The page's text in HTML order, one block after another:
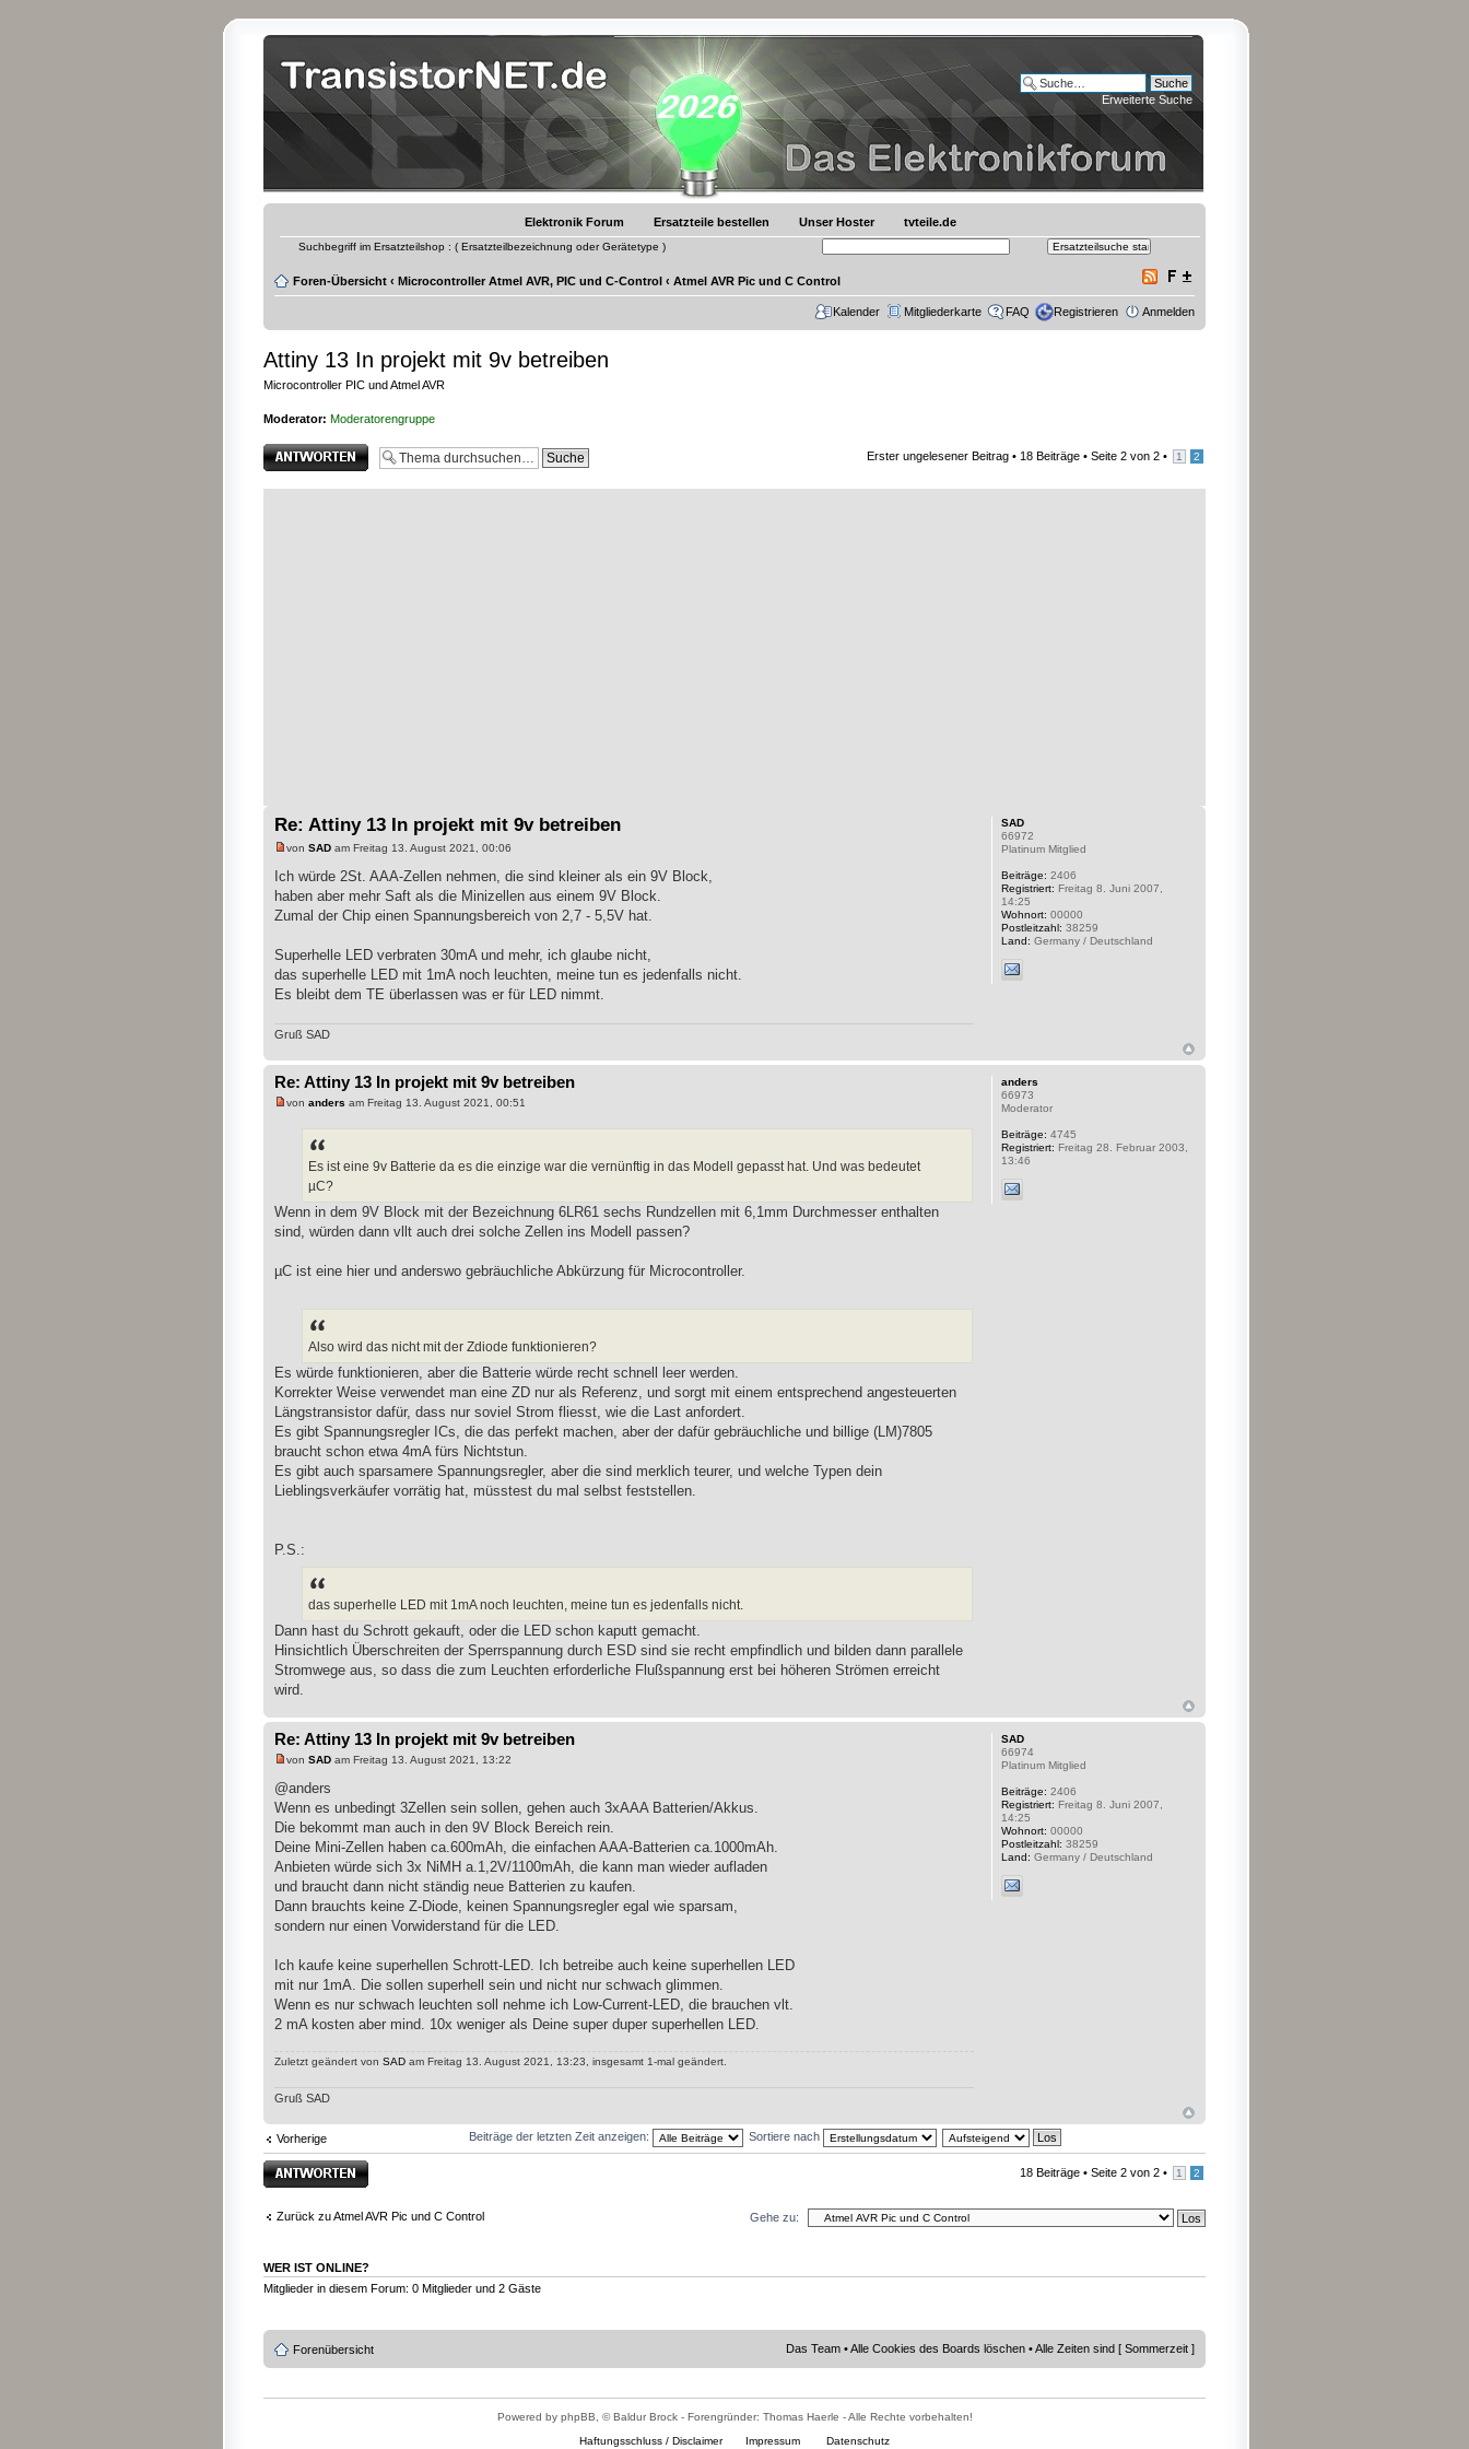
Erweiterte Suche
Elektronik Forum Ersatzteile bestellen Unser Hoster tvteile.de
Suchbegriff im Ersatzteilshop : ( Ersatzteilbezeichnung oder Gerätetype )
Foren-Übersicht ‹ Microcontroller Atmel AVR, PIC und C-Control ‹ Atmel AVR Pic und C Control
Kalender Mitgliederkarte FAQ Registrieren Anmelden
Attiny 13 In projekt mit 9v betreiben
Microcontroller PIC und Atmel AVR
Moderator: Moderatorengruppe
Antwort erstellen Erster ungelesener Beitrag • 18 Beiträge • Seite 2 von 2 • 1 2
Re: Attiny 13 In projekt mit 9v betreiben
von SAD am Freitag 13. August 2021, 00:06
Ich würde 2St. AAA-Zellen nehmen, die sind kleiner als ein 9V Block,
haben aber mehr Saft als die Minizellen aus einem 9V Block.
Zumal der Chip einen Spannungsbereich von 2,7 - 5,5V hat.
Superhelle LED verbraten 30mA und mehr, ich glaube nicht,
das superhelle LED mit 1mA noch leuchten, meine tun es jedenfalls nicht.
Es bleibt dem TE überlassen was er für LED nimmt.
Gruß SAD
SAD
66972
Platinum Mitglied
Beiträge: 2406
Registriert: Freitag 8. Juni 2007,
14:25
Wohnort: 00000
Postleitzahl: 38259
Land: Germany / Deutschland
Re: Attiny 13 In projekt mit 9v betreiben
von anders am Freitag 13. August 2021, 00:51
Es ist eine 9v Batterie da es die einzige war die vernünftig in das Modell gepasst hat. Und was bedeutet
µC?
Wenn in dem 9V Block mit der Bezeichnung 6LR61 sechs Rundzellen mit 6,1mm Durchmesser enthalten
sind, würden dann vllt auch drei solche Zellen ins Modell passen?
µC ist eine hier und anderswo gebräuchliche Abkürzung für Microcontroller.
Also wird das nicht mit der Zdiode funktionieren?
Es würde funktionieren, aber die Batterie würde recht schnell leer werden.
Korrekter Weise verwendet man eine ZD nur als Referenz, und sorgt mit einem entsprechend angesteuerten
Längstransistor dafür, dass nur soviel Strom fliesst, wie die Last anfordert.
Es gibt Spannungsregler ICs, die das perfekt machen, aber der dafür gebräuchliche und billige (LM)7805
braucht schon etwa 4mA fürs Nichtstun.
Es gibt auch sparsamere Spannungsregler, aber die sind merklich teurer, und welche Typen dein
Lieblingsverkäufer vorrätig hat, müsstest du mal selbst feststellen.
P.S.:
das superhelle LED mit 1mA noch leuchten, meine tun es jedenfalls nicht.
Dann hast du Schrott gekauft, oder die LED schon kaputt gemacht.
Hinsichtlich Überschreiten der Sperrspannung durch ESD sind sie recht empfindlich und bilden dann parallele
Stromwege aus, so dass die zum Leuchten erforderliche Flußspannung erst bei höheren Strömen erreicht
wird.
anders
66973
Moderator
Beiträge: 4745
Registriert: Freitag 28. Februar 2003,
13:46
Re: Attiny 13 In projekt mit 9v betreiben
von SAD am Freitag 13. August 2021, 13:22
@anders
Wenn es unbedingt 3Zellen sein sollen, gehen auch 3xAAA Batterien/Akkus.
Die bekommt man auch in den 9V Block Bereich rein.
Deine Mini-Zellen haben ca.600mAh, die einfachen AAA-Batterien ca.1000mAh.
Anbieten würde sich 3x NiMH a.1,2V/1100mAh, die kann man wieder aufladen
und braucht dann nicht ständig neue Batterien zu kaufen.
Dann brauchts keine Z-Diode, keinen Spannungsregler egal wie sparsam,
sondern nur einen Vorwiderstand für die LED.
Ich kaufe keine superhellen Schrott-LED. Ich betreibe auch keine superhellen LED
mit nur 1mA. Die sollen superhell sein und nicht nur schwach glimmen.
Wenn es nur schwach leuchten soll nehme ich Low-Current-LED, die brauchen vlt.
2 mA kosten aber mind. 10x weniger als Deine super duper superhellen LED.
Zuletzt geändert von SAD am Freitag 13. August 2021, 13:23, insgesamt 1-mal geändert.
Gruß SAD
SAD
66974
Platinum Mitglied
Beiträge: 2406
Registriert: Freitag 8. Juni 2007,
14:25
Wohnort: 00000
Postleitzahl: 38259
Land: Germany / Deutschland
Vorherige Beiträge der letzten Zeit anzeigen: Sortiere nach
Antwort erstellen 18 Beiträge • Seite 2 von 2 • 1 2
Zurück zu Atmel AVR Pic und C Control Gehe zu:
WER IST ONLINE?
Mitglieder in diesem Forum: 0 Mitglieder und 2 Gäste
Forenübersicht Das Team •Alle Cookies des Boards löschen • Alle Zeiten sind [ Sommerzeit ]
Powered by phpBB, © Baldur Brock - Forengründer: Thomas Haerle - Alle Rechte vorbehalten!
Haftungsschluss / Disclaimer
Impressum Datenschutz